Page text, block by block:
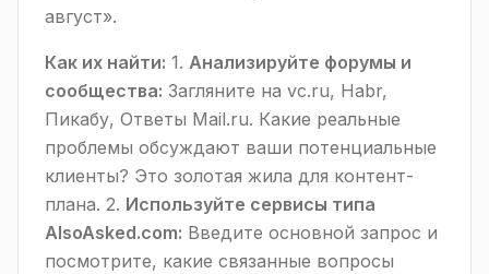
август».
Как их найти: 1. Анализируйте форумы и
сообщества: Загляните на vc.ru, Habr,
Пикабу, Ответы Mail.ru. Какие реальные
проблемы обсуждают ваши потенциальные
клиенты? Это золотая жила для контент-
плана. 2. Используйте сервисы типа
AlsoAsked.com: Введите основной запрос и
посмотрите, какие связанные вопросы